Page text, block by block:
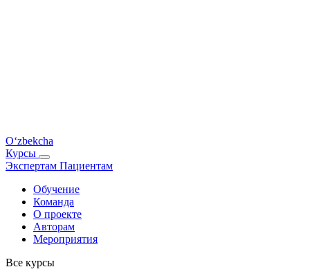
O‘zbekcha
Курсы
Экспертам Пациентам
Обучение
Команда
О проекте
Авторам
Мероприятия
Все курсы